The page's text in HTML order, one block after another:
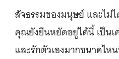
สัจธรรมของมนุษย์ และไ
คุณยังยืนหยัดอยู่ได้นี้ เป็นเ
และรักตัวเองมากขนาดไห